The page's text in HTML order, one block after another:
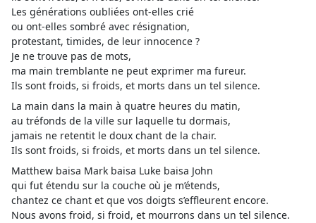
Les générations oubliées ont-elles crié
ou ont-elles sombré avec résignation,
protestant, timides, de leur innocence ?
Je ne trouve pas de mots,
ma main tremblante ne peut exprimer ma fureur.
Ils sont froids, si froids, et morts dans un tel silence.
La main dans la main à quatre heures du matin,
au tréfonds de la ville sur laquelle tu dormais,
jamais ne retentit le doux chant de la chair.
Ils sont froids, si froids, et morts dans un tel silence.
Matthew baisa Mark baisa Luke baisa John
qui fut étendu sur la couche où je m’étends,
chantez ce chant et que vos doigts s’effleurent encore.
Nous avons froid, si froid, et mourrons dans un tel silence.